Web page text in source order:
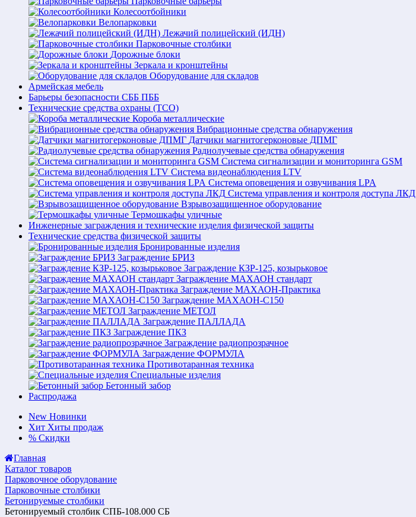
Колесоотбойники
Велопарковки
Лежачий полицейский (ИДН)
Парковочные столбики
Дорожные блоки
Зеркала и кронштейны
Оборудование для складов
Армейская мебель
Барьеры безопасности СББ ПББ
Технические средства охраны (ТСО)
Короба металлические
Вибрационные средства обнаружения
Датчики магнитогерконовые ДПМГ
Радиолучевые средства обнаружения
Система сигнализации и мониторинга GSM
Система видеонаблюдения LTV
Система оповещения и озвучивания LPA
Система управления и контроля доступа ЛКД
Взрывозащищенное оборудование
Термошкафы уличные
Инженерные заграждения и технические изделия физической защиты
Технические средства физической защиты
Бронированные изделия
Заграждение БРИЗ
Заграждение КЗР-125, козырьковое
Заграждение МАХАОН стандарт
Заграждение МАХАОН-Практика
Заграждение МАХАОН-С150
Заграждение МЕТОЛ
Заграждение ПАЛЛАДА
Заграждение ПКЗ
Заграждение радиопрозрачное
Заграждение ФОРМУЛА
Противотаранная техника
Специальные изделия
Бетонный забор
Распродажа
New Новинки
Хит Хиты продаж
% Скидки
Главная
Каталог товаров
Парковочное оборудование
Парковочные столбики
Бетонируемые столбики
Бетонируемый столбик СПБ-108.000 СБ